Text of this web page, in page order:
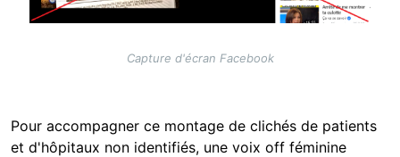
Capture d'écran Facebook
Pour accompagner ce montage de clichés de patients
et d'hôpitaux non identifiés, une voix off féminine